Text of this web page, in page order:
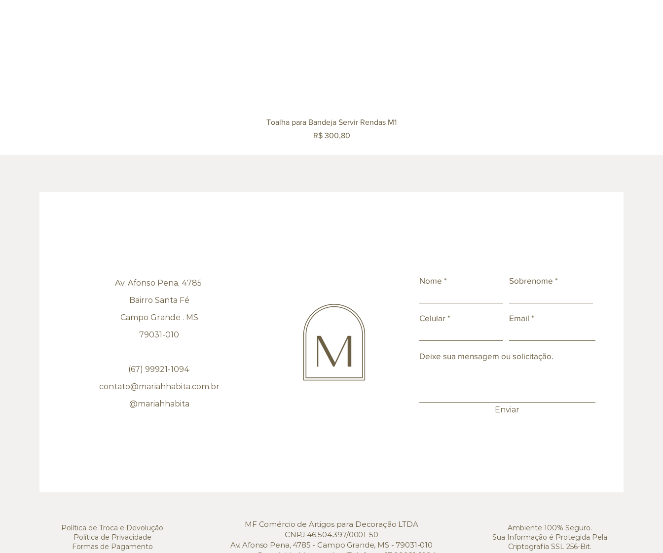
Visualização rápida
Toalha para Bandeja Servir Rendas M1
Preço
R$ 300,80
Av. Afonso Pena, 4785
Bairro Santa Fé
Campo Grande . MS
79031-010
(67) 99921-1094
contato@mariahhabita.com.br
@mariahhabita
Nome Sobrenome
Celular Email
Deixe sua mensagem ou solicitação.
Enviar
Política de Troca e Devolução
Política de Privacidade
Formas de Pagamento
MF Comércio de Artigos para Decoração LTDA
CNPJ 46.504.397/0001-50
Av. Afonso Pena, 4785 - Campo Grande, MS - 79031-010
Ambiente 100% Seguro.
Sua Informação é Protegida Pela
Criptografia SSL 256-Bit.